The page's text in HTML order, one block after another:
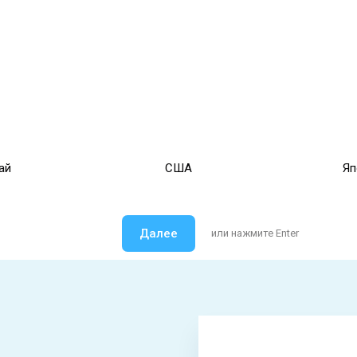
США
Далее или нажмите Enter